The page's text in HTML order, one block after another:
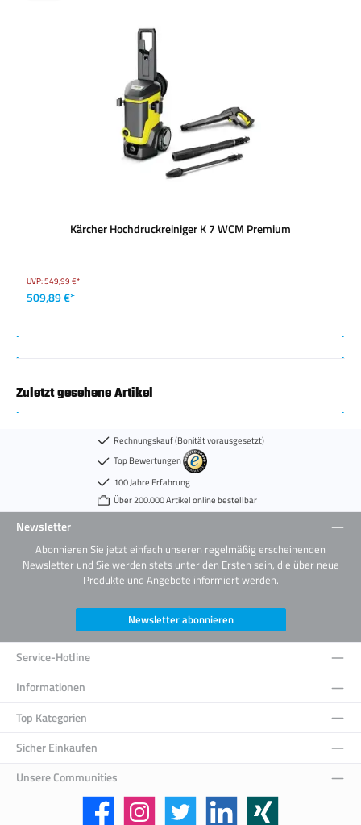
Kärcher Hochdruckreiniger K 7 WCM Premium
UVP:549,99 €*
509,89 €*
Zuletzt gesehene Artikel
Rechnungskauf (Bonität vorausgesetzt)
Top Bewertungen
100 Jahre Erfahrung
Über 200.000 Artikel online bestellbar
Newsletter
Abonnieren Sie jetzt einfach unseren regelmäßig erscheinenden
Newsletter und Sie werden stets unter den Ersten sein, die über neue
Produkte und Angebote informiert werden.
Newsletter abonnieren
Service-Hotline
Informationen
Top Kategorien
Sicher Einkaufen
Unsere Communities
Facebook Instagram Twitter LinkedIn Xing